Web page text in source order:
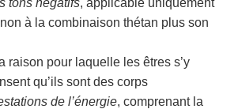
à la combinaison thétan plus son
raison pour laquelle les êtres s’y
qu’ils sont des corps
de l’énergie, comprenant la